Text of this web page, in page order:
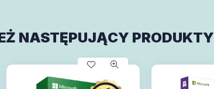
NASTĘPUJĄCY PRODUKTY